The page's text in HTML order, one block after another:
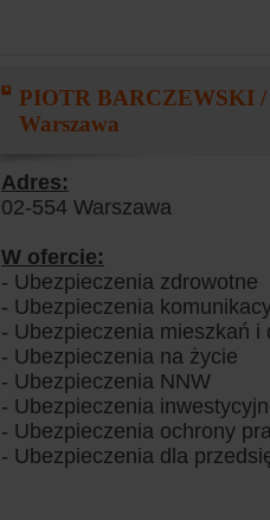
PIOTR BARCZEWSKI /
Warszawa
Adres:
02-554 Warszawa
W ofercie:
- Ubezpieczenia zdrowotne
- Ubezpieczenia
- Ubezpieczenia mieszkań i
- Ubezpieczenia na życie
- Ubezpieczenia NNW
- Ubezpieczenia
- Ubezpieczenia ochrony
- Ubezpieczenia dla